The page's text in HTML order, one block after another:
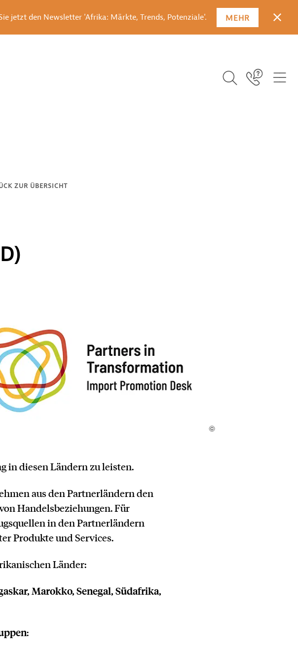
jetzt den Newsletter 'Afrika: Märkte, Trends, Potenziale'. MEHR
ICON BUTTON
SUCHBEGRIFF
Icon Link
ZUR ÜBERSICHT
in diesen Ländern zu leisten.
aus den Partnerländern den
Handelsbeziehungen. Für
in den Partnerländern
Produkte und Services.
Länder:
Marokko, Senegal, Südafrika,
: